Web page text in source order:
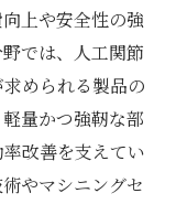
上や安全性の強
では、人工関節
められる製品の
量かつ強靭な部
改善を支えてい
やマシニングセ